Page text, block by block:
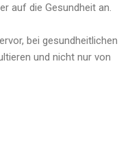
auf die Gesundheit an.
bei gesundheitlichen
und nicht nur von